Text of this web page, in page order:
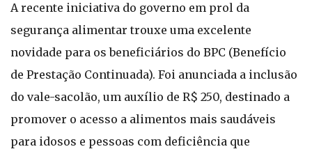
A recente iniciativa do governo em prol da
segurança alimentar trouxe uma excelente
novidade para os beneficiários do BPC (Benefício
de Prestação Continuada). Foi anunciada a inclusão
do vale-sacolão, um auxílio de R$ 250, destinado a
promover o acesso a alimentos mais saudáveis
para idosos e pessoas com deficiência que